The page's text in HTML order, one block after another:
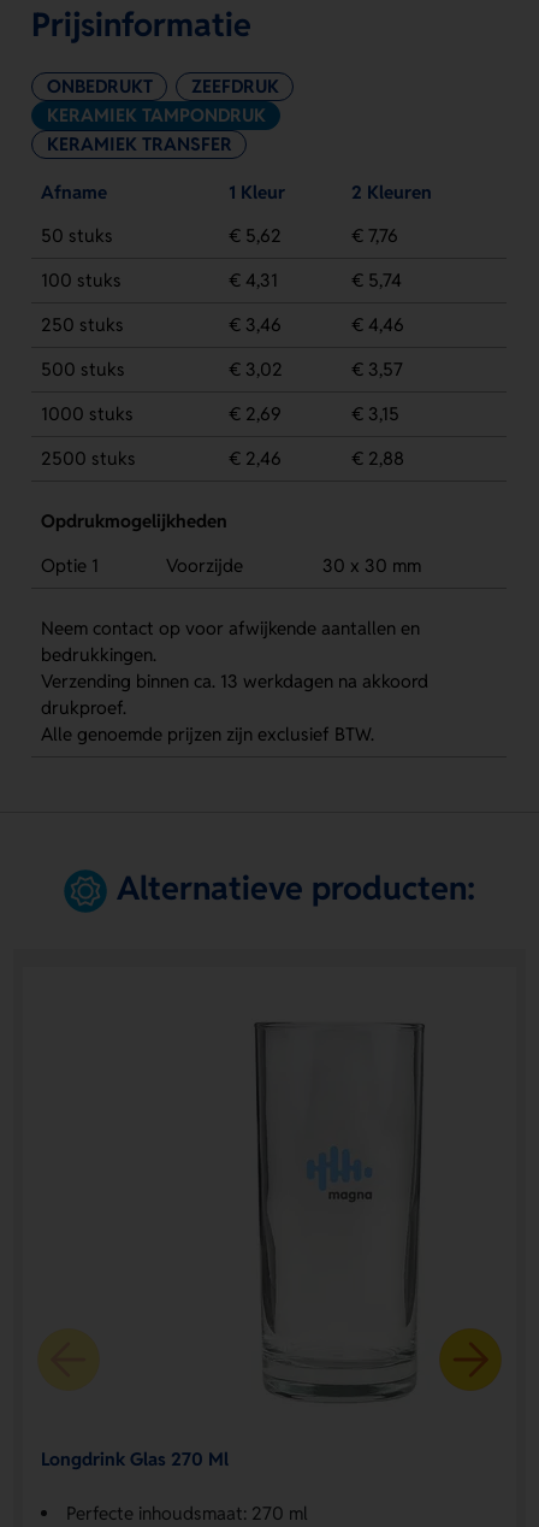
Prijsinformatie
ONBEDRUKT
ZEEFDRUK
KERAMIEK TAMPONDRUK
KERAMIEK TRANSFER
Afname 1 Kleur
2 Kleuren
50 stuks
€ 5,62
€ 7,76
100 stuks
€ 4,31
€ 5,74
250 stuks
€ 3,46
€ 4,46
500 stuks
€ 3,02
€ 3,57
1000 stuks
€ 2,69
€ 3,15
2500 stuks
€ 2,46 € 2,88
Opdrukmogelijkheden
Optie 1
Voorzijde 30 x 30 mm
Neem contact op voor afwijkende aantallen en
bedrukkingen.
Verzending binnen ca. 13 werkdagen na akkoord
drukproef.
Alle genoemde prijzen zijn exclusief BTW.
Alternatieve producten:
Longdrink Glas 270 Ml
Perfecte inhoudsmaat: 270 ml